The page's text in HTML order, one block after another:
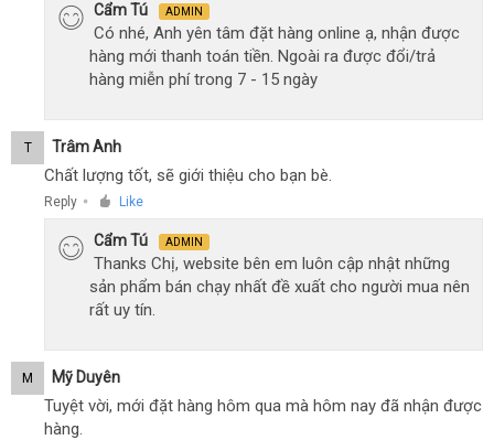
Cẩm Tú ADMIN
Có nhé, Anh yên tâm đặt hàng online ạ, nhận được
hàng mới thanh toán tiền. Ngoài ra được đổi/trả
hàng miễn phí trong 7 - 15 ngày
T Trâm Anh
Chất lượng tốt, sẽ giới thiệu cho bạn bè.
Reply ● Like
Cẩm Tú ADMIN
Thanks Chị, website bên em luôn cập nhật những
sản phẩm bán chạy nhất đề xuất cho người mua nên
rất uy tín.
M Mỹ Duyên
Tuyệt vời, mới đặt hàng hôm qua mà hôm nay đã nhận được
hàng.